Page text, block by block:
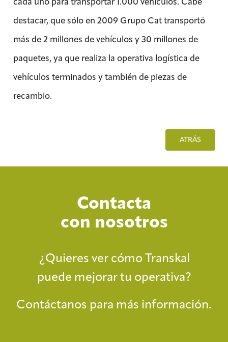
destacar, que sólo en 2009 Grupo Cat transportó
más de 2 millones de vehículos y 30 millones de
paquetes, ya que realiza la operativa logística de
vehículos terminados y también de piezas de
recambio.
ATRÁS
Contacta
con nosotros
¿Quieres ver cómo Transkal
puede mejorar tu operativa?
Contáctanos para más información.